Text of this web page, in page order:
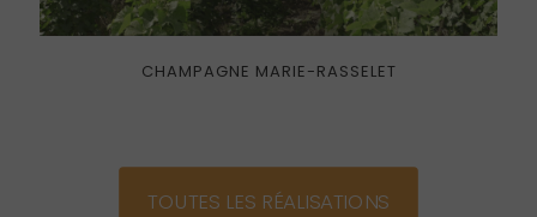
CHAMPAGNE MARIE-RASSELET
TOUTES LES RÉALISATIONS